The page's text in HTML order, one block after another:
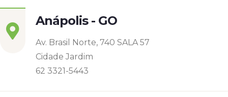
Anápolis - GO
Av. Brasil Norte, 740 SALA 57
Cidade Jardim
62 3321-5443